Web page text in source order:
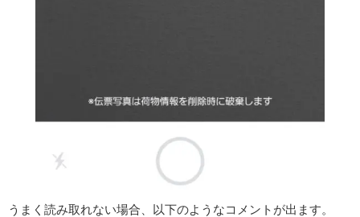
うまく読み取れない場合、以下のようなコメントが出ます。